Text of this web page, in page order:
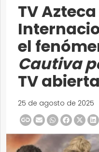
TV Azteca
el
Cautiva
TV
25 de agosto de 2025